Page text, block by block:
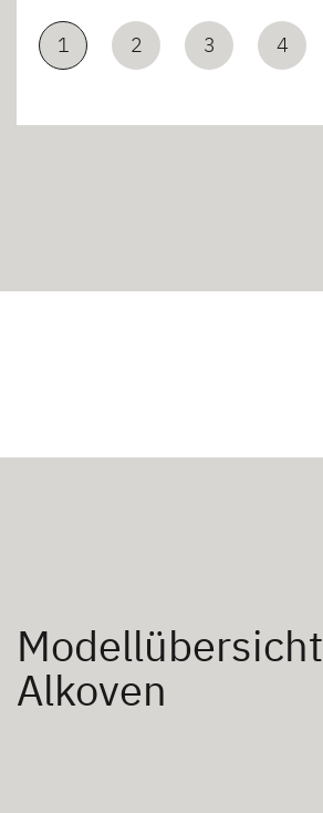
1 2 3 4
Modellübersicht
Alkoven